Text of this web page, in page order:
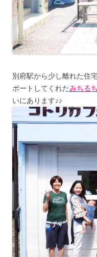
別府駅から少し離れた住
ポートしてくれたみちる
いにあります♪♪